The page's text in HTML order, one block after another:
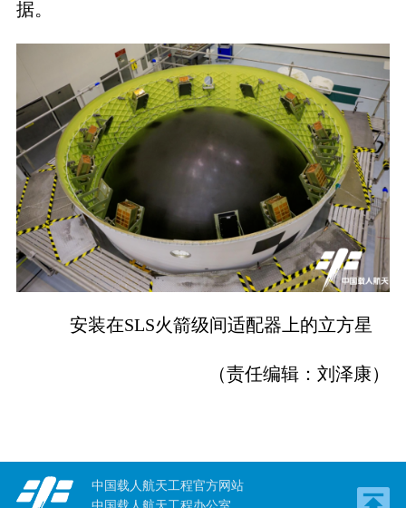
据。
安装在SLS火箭级间适配器上的立方星
（责任编辑：刘泽康）
中国载人航天工程官方网站